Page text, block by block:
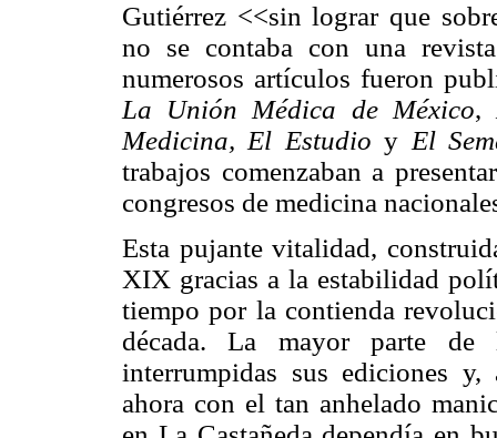
Gutiérrez <<sin lograr que
no se contaba con una
numerosos artículos fueron
La Unión Médica de México,
Medicina, El Estudio y El
trabajos comenzaban a
congresos de medicina
Esta pujante vitalidad,
XIX gracias a la estabilidad
tiempo por la contienda
década. La mayor parte de
interrumpidas sus ediciones
ahora con el tan anhelado